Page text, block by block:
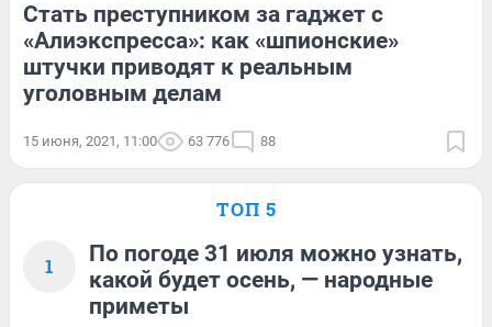
Стать преступником за гаджет с
«Алиэкспресса»: как «шпионские»
штучки приводят к реальным
уголовным делам
15 июня, 2021, 11:00 63 776 88
ТОП 5
1
По погоде 31 июля можно узнать,
какой будет осень, — народные
приметы